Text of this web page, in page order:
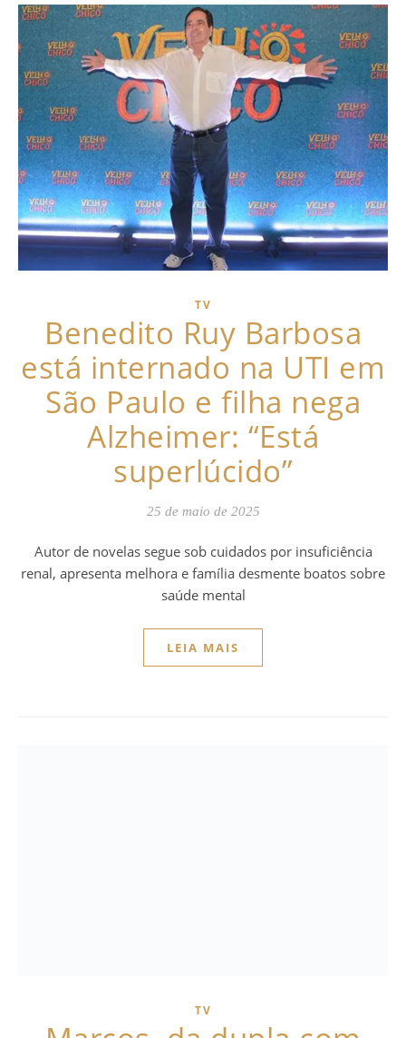
TV
Benedito Ruy Barbosa
está internado na UTI em
São Paulo e filha nega
Alzheimer: “Está
superlúcido”
25 de maio de 2025
Autor de novelas segue sob cuidados por insuficiência
renal, apresenta melhora e família desmente boatos sobre
saúde mental
LEIA MAIS
TV